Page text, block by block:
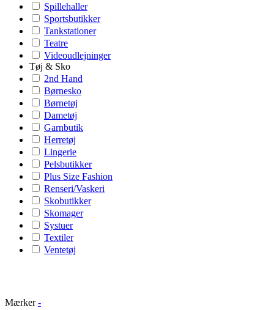
Spillehaller
Sportsbutikker
Tankstationer
Teatre
Videoudlejninger
Tøj & Sko
2nd Hand
Børnesko
Børnetøj
Dametøj
Garnbutik
Herretøj
Lingerie
Pelsbutikker
Plus Size Fashion
Renseri/Vaskeri
Skobutikker
Skomager
Systuer
Textiler
Ventetøj
Mærker -